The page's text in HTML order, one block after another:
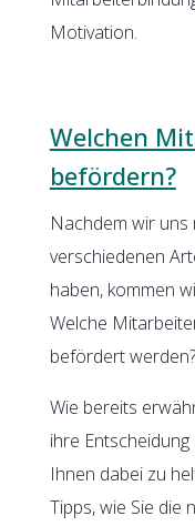
Motivation.
Welchen
befördern?
Nachdem wir uns
verschiedenen
haben, kommen
Welche
befördert werden?
Wie bereits
ihre
Ihnen dabei zu
Tipps, wie Sie die